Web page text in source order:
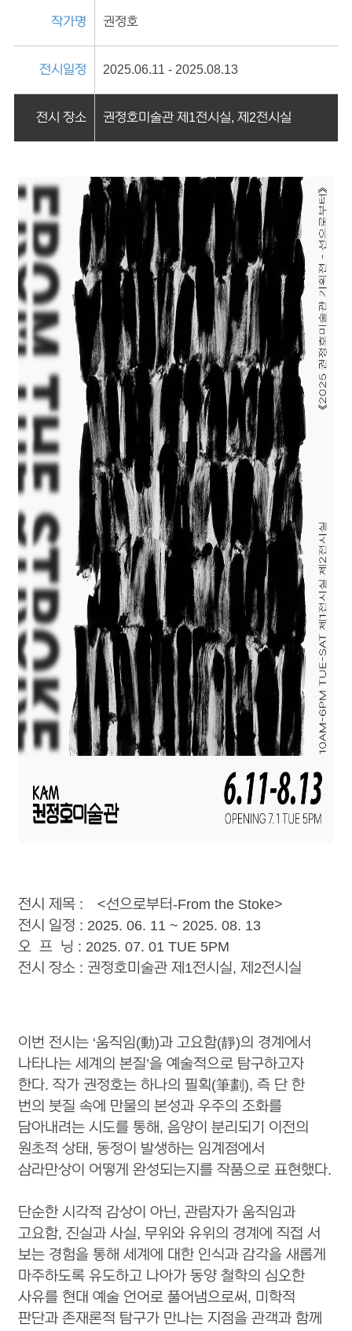
작가명 권정호
전시일정 2025.06.11 - 2025.08.13
전시 장소 권정호미술관 제1전시실, 제2전시실
전시 제목 : <선으로부터-From the Stoke>
전시 일정 : 2025. 06. 11 ~ 2025. 08. 13
오 프 닝 : 2025. 07. 01 TUE 5PM
전시 장소 : 권정호미술관 제1전시실, 제2전시실
이번 전시는 ‘움직임(動)과 고요함(靜)의 경계에서
나타나는 세계의 본질’을 예술적으로 탐구하고자
한다. 작가 권정호는 하나의 필획(筆劃), 즉 단 한
번의 붓질 속에 만물의 본성과 우주의 조화를
담아내려는 시도를 통해, 음양이 분리되기 이전의
원초적 상태, 동정이 발생하는 임계점에서
삼라만상이 어떻게 완성되는지를 작품으로 표현했다.
단순한 시각적 감상이 아닌, 관람자가 움직임과
고요함, 진실과 사실, 무위와 유위의 경계에 직접 서
보는 경험을 통해 세계에 대한 인식과 감각을 새롭게
마주하도록 유도하고 나아가 동양 철학의 심오한
사유를 현대 예술 언어로 풀어냄으로써, 미학적
판단과 존재론적 탐구가 만나는 지점을 관객과 함께